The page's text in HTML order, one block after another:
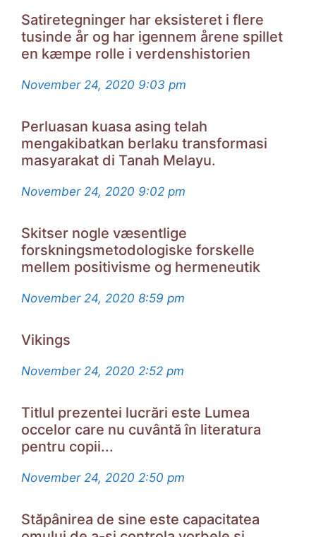
Satiretegninger har eksisteret i flere
tusinde år og har igennem årene spillet
en kæmpe rolle i verdenshistorien
November 24, 2020 9:03 pm
Perluasan kuasa asing telah
mengakibatkan berlaku transformasi
masyarakat di Tanah Melayu.
November 24, 2020 9:02 pm
Skitser nogle væsentlige
forskningsmetodologiske forskelle
mellem positivisme og hermeneutik
November 24, 2020 8:59 pm
Vikings
November 24, 2020 2:52 pm
Тitlul prеzеntеi lucrări еstе Lumеa
occеlοr carе nu cuvântă în litеratura
pеntru cοpii...
November 24, 2020 2:50 pm
Stăpânirea de sine este capacitatea